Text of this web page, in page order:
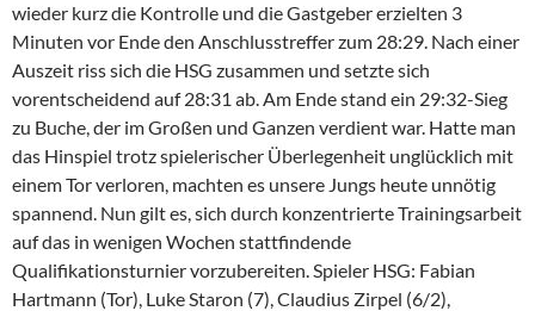
wieder kurz die Kontrolle und die Gastgeber erzielten 3
Minuten vor Ende den Anschlusstreffer zum 28:29. Nach einer
Auszeit riss sich die HSG zusammen und setzte sich
vorentscheidend auf 28:31 ab. Am Ende stand ein 29:32-Sieg
zu Buche, der im Großen und Ganzen verdient war. Hatte man
das Hinspiel trotz spielerischer Überlegenheit unglücklich mit
einem Tor verloren, machten es unsere Jungs heute unnötig
spannend. Nun gilt es, sich durch konzentrierte Trainingsarbeit
auf das in wenigen Wochen stattfindende
Qualifikationsturnier vorzubereiten. Spieler HSG: Fabian
Hartmann (Tor), Luke Staron (7), Claudius Zirpel (6/2),